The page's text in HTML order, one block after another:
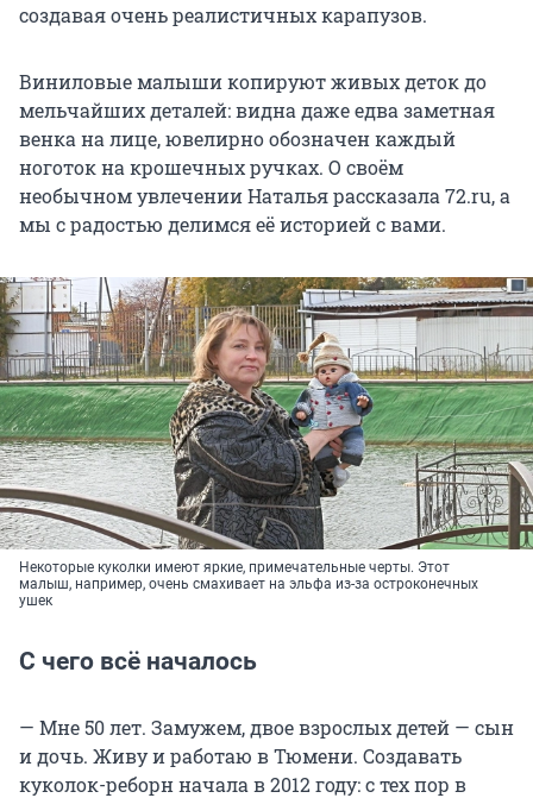
создавая очень реалистичных карапузов.
Виниловые малыши копируют живых деток до
мельчайших деталей: видна даже едва заметная
венка на лице, ювелирно обозначен каждый
ноготок на крошечных ручках. О своём
необычном увлечении Наталья рассказала 72.ru, а
мы с радостью делимся её историей с вами.
Некоторые куколки имеют яркие, примечательные черты. Этот
малыш, например, очень смахивает на эльфа из-за остроконечных
ушек
С чего всё началось
— Мне 50 лет. Замужем, двое взрослых детей — сын
и дочь. Живу и работаю в Тюмени. Создавать
куколок-реборн начала в 2012 году: с тех пор в